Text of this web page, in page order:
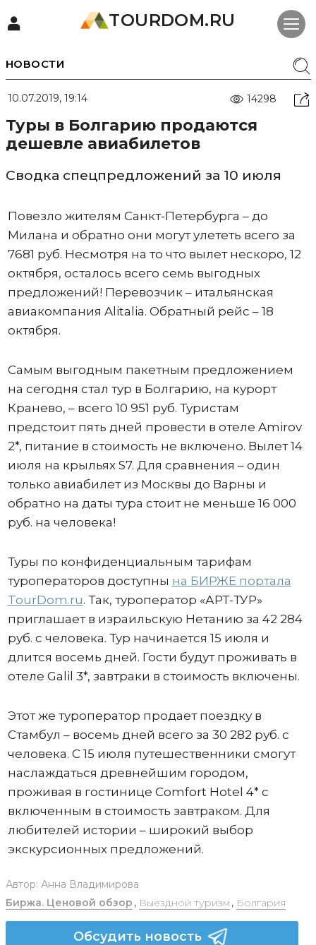
TOURDOM.RU
НОВОСТИ
10.07.2019, 19:14 14298
Туры в Болгарию продаются
дешевле авиабилетов
Сводка спецпредложений за 10 июля
Повезло жителям Санкт-Петербурга – до
Милана и обратно они могут улететь всего за
7681 руб. Несмотря на то что вылет нескоро, 12
октября, осталось всего семь выгодных
предложений! Перевозчик – итальянская
авиакомпания Alitalia. Обратный рейс – 18
октября.
Самым выгодным пакетным предложением
на сегодня стал тур в Болгарию, на курорт
Кранево, – всего 10 951 руб. Туристам
предстоит пять дней провести в отеле Amirov
2*, питание в стоимость не включено. Вылет 14
июля на крыльях S7. Для сравнения – один
только авиабилет из Москвы до Варны и
обратно на даты тура стоит не меньше 16 000
руб. на человека!
Туры по конфиденциальным тарифам
туроператоров доступны на БИРЖЕ портала
TourDom.ru. Так, туроператор «АРТ-ТУР»
приглашает в израильскую Нетанию за 42 284
руб. с человека. Тур начинается 15 июля и
длится восемь дней. Гости будут проживать в
отеле Galil 3*, завтраки в стоимость включены.
Этот же туроператор продает поездку в
Стамбул – восемь дней всего за 30 282 руб. с
человека. С 15 июля путешественники смогут
наслаждаться древнейшим городом,
проживая в гостинице Comfort Hotel 4* с
включенным в стоимость завтраком. Для
любителей истории – широкий выбор
экскурсионных предложений.
Автор: Анна Владимирова
Биржа. Ценовой обзор , Выездной туризм , Болгария
Обсудить новость